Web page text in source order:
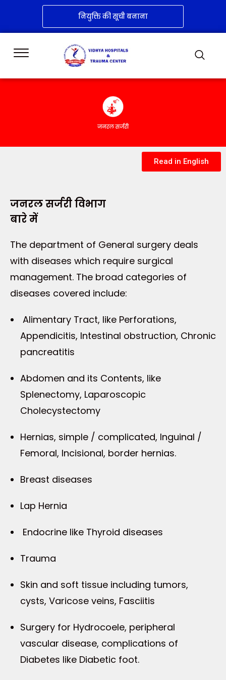
नियुक्ति की सूची बनाना
Read in English
जनरल सर्जरी विभाग
बारे में
The department of General surgery deals
with diseases which require surgical
management. The broad categories of
diseases covered include:
Alimentary Tract, like Perforations,
Appendicitis, Intestinal obstruction, Chronic
pancreatitis
Abdomen and its Contents, like
Splenectomy, Laparoscopic
Cholecystectomy
Hernias, simple / complicated, Inguinal /
Femoral, Incisional, border hernias.
Breast diseases
Lap Hernia
Endocrine like Thyroid diseases
Trauma
Skin and soft tissue including tumors,
cysts, Varicose veins, Fasciitis
Surgery for Hydrocoele, peripheral
vascular disease, complications of
Diabetes like Diabetic foot.